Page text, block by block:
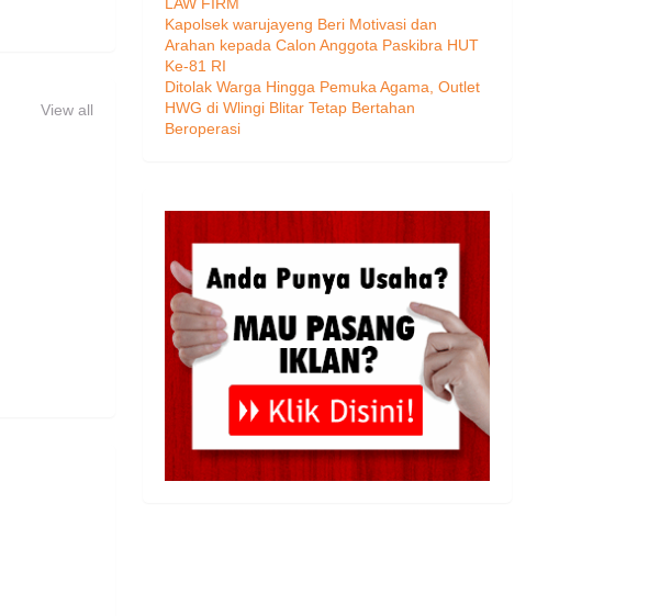
View all
Kapolsek warujayeng Beri Motivasi dan
Arahan kepada Calon Anggota Paskibra HUT
Ke-81 RI
Ditolak Warga Hingga Pemuka Agama, Outlet
HWG di Wlingi Blitar Tetap Bertahan
Beroperasi